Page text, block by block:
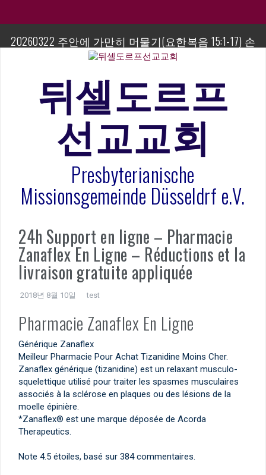
20260322 주안에 가만히 머물기(요한복음 15:1-17) 손
교훈목사
섬김이 세미나
김태희 자매 졸업연주
2023년 어린이 주일 유초등부 발표
라합3 나라 봉헌송
그리스도인의 생활영성 1기 수료식
은퇴사-우선화 권사
뒤셀도르프
선교교회
Presbyterianische
Missionsgemeinde Düsseldrf e.V.
24h Support en ligne – Pharmacie
Zanaflex En Ligne – Réductions et la
livraison gratuite appliquée
2018년 8월 10일 test
Pharmacie Zanaflex En Ligne
Générique Zanaflex
Meilleur Pharmacie Pour Achat Tizanidine Moins Cher.
Zanaflex générique (tizanidine) est un relaxant musculo-
squelettique utilisé pour traiter les spasmes musculaires
associés à la sclérose en plaques ou des lésions de la
moelle épinière.
*Zanaflex® est une marque déposée de Acorda
Therapeutics.
Note 4.5 étoiles, basé sur 384commentaires.